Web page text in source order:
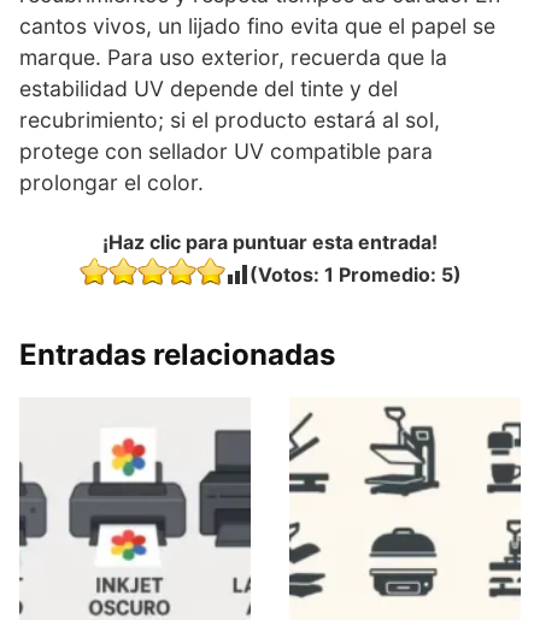
cantos vivos, un lijado fino evita que el papel se
marque. Para uso exterior, recuerda que la
estabilidad UV depende del tinte y del
recubrimiento; si el producto estará al sol,
protege con sellador UV compatible para
prolongar el color.
¡Haz clic para puntuar esta entrada!
(Votos: 1 Promedio: 5)
Entradas relacionadas